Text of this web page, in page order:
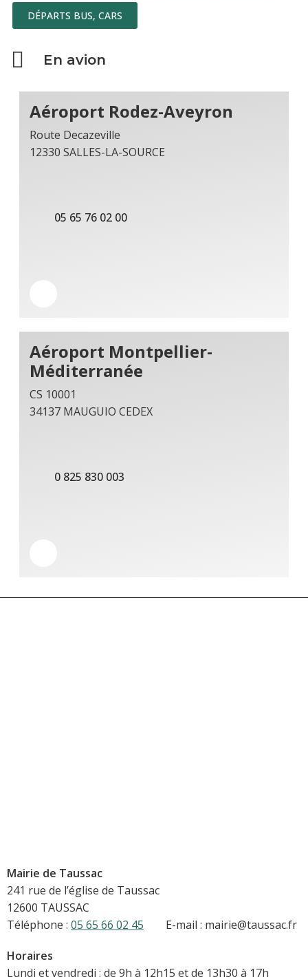
DÉPARTS BUS, CARS
En avion
Aéroport Rodez-Aveyron
Route Decazeville
12330 SALLES-LA-SOURCE
05 65 76 02 00
Aéroport Montpellier-
Méditerranée
CS 10001
34137 MAUGUIO CEDEX
0 825 830 003
Mairie de Taussac
241 rue de l’église de Taussac
12600 TAUSSAC
Téléphone : 05 65 66 02 45 E-mail : mairie@taussac.fr
Horaires
Lundi et vendredi : de 9h à 12h15 et de 13h30 à 17h